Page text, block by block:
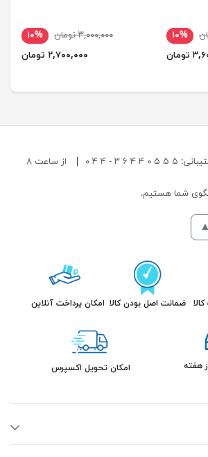
۱۰%
۳,۰۰۰,۰۰۰ تومان
۱۰%
۲,۷۰۰,۰۰۰ تومان
۰ ۴ ۴ ۶ ۳ - ۴ ۴ ۰ | از ساعت ۸
ضمانت اصل بودن کالا امکان پرداخت آنلاین
امکان تحویل اکسپرس